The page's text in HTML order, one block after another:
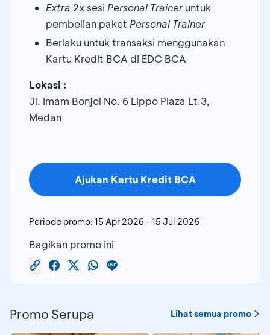
Extra 2x sesi Personal Traineruntuk
pembelian paket Personal Trainer
Berlaku untuk transaksi menggunakan
Kartu Kredit BCA di EDC BCA
Lokasi :
Jl. Imam Bonjol No. 6 Lippo Plaza Lt.3,
Medan
Ajukan Kartu Kredit BCA
Periode promo: 15 Apr 2026 - 15 Jul 2026
Bagikan promo ini
Promo Serupa Lihat semua promo